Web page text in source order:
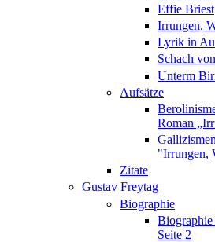
Effie Briest
Irrungen,
Lyrik in
Schach
Unterm
Aufsätze
Roman
"Irrungen,
Zitate
Gustav Freytag
Biographie
Biographie
Seite 2